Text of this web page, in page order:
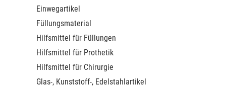
Einwegartikel
Füllungsmaterial
Hilfsmittel für Füllungen
Hilfsmittel für Prothetik
Hilfsmittel für Chirurgie
Glas-, Kunststoff-, Edelstahlartikel